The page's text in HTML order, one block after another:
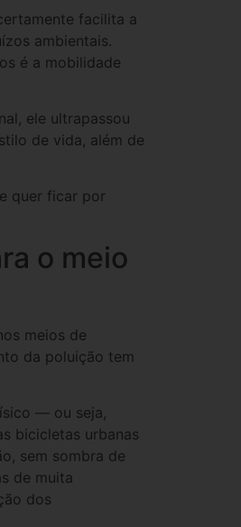
facilita a
ambientais.
é a mobilidade
ele ultrapassou
de vida, além de
quer ficar por
o meio
meios de
da poluição tem
— ou seja,
bicicletas urbanas
sem sombra de
de muita
dos